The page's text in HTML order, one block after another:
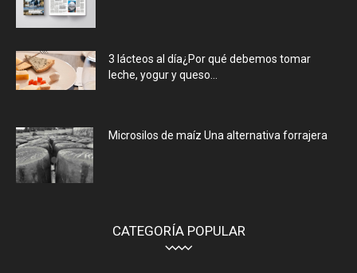
3 lácteos al día¿Por qué debemos tomar
leche, yogur y queso...
Microsilos de maíz Una alternativa forrajera
CATEGORÍA POPULAR